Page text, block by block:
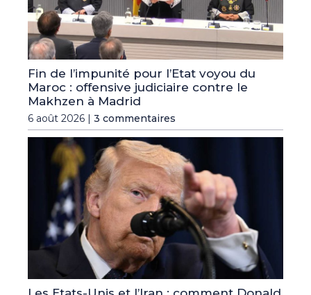
Fin de l’impunité pour l’Etat voyou du
Maroc : offensive judiciaire contre le
Makhzen à Madrid
6 août 2026 | 3 commentaires